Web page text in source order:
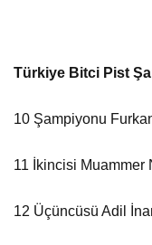
Türkiye Bitci Pist
10 Şampiyonu
11 İkincisi Muammer
12 Üçüncüsü Adil